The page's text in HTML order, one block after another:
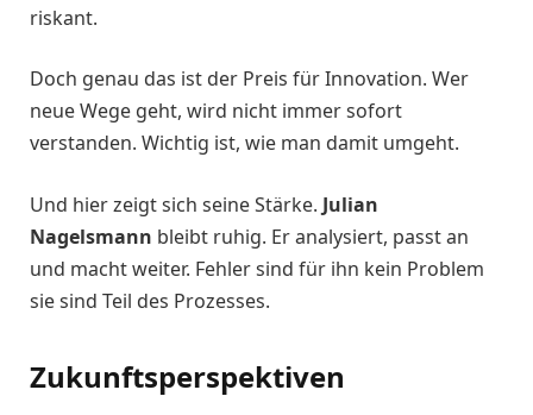
riskant.
Doch genau das ist der Preis für Innovation. Wer
neue Wege geht, wird nicht immer sofort
verstanden. Wichtig ist, wie man damit umgeht.
Und hier zeigt sich seine Stärke. Julian
Nagelsmann bleibt ruhig. Er analysiert, passt an
und macht weiter. Fehler sind für ihn kein Problem
sie sind Teil des Prozesses.
Zukunftsperspektiven